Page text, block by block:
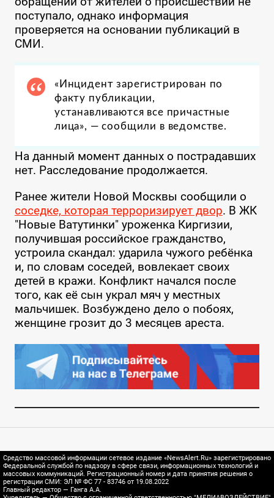
поступало, однако информация
проверяется на основании публикаций в
СМИ.
«Инцидент зарегистрирован по
факту публикации,
устанавливаются все причастные
лица», — сообщили в ведомстве.
На данный момент данных о пострадавших
нет. Расследование продолжается.
Ранее жители Новой Москвы сообщили о
соседке, которая терроризирует двор. В ЖК
"Новые Ватутинки" уроженка Киргизии,
получившая российское гражданство,
устроила скандал: ударила чужого ребёнка
и, по словам соседей, вовлекает своих
детей в кражи. Конфликт начался после
того, как её сын украл мяч у местных
мальчишек. Возбуждено дело о побоях,
женщине грозит до 3 месяцев ареста.
Средство массовой информации сетевое издание «NewsAlert.Ru» зарегистрировано
Федеральной службой по надзору в сфере связи, информационных технологий и
массовых коммуникаций. Регистрационный номер и дата принятия решения о
регистрации СМИ: ЭЛ № ФС 77 - 83746 от 19.08.2022
Главный редактор — Ганга А.А.